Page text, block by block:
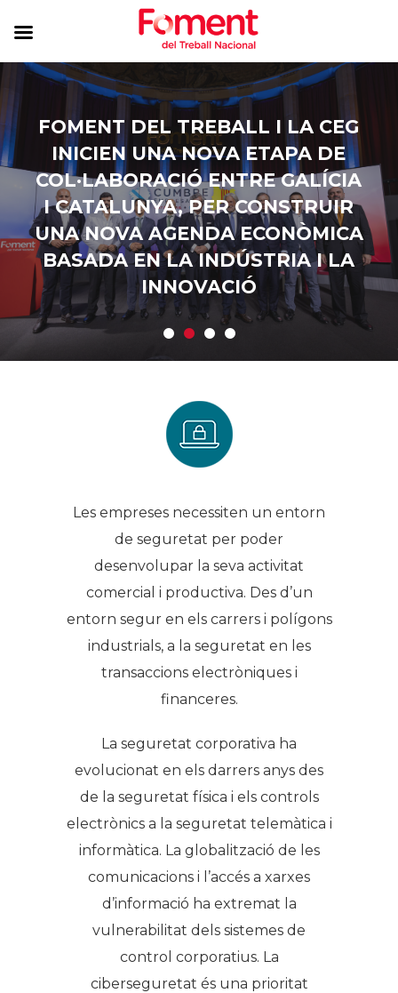
FOMENT DEL TREBALL I LA CEG
INICIEN UNA NOVA ETAPA DE
COL·LABORACIÓ ENTRE GALÍCIA
I CATALUNYA, PER CONSTRUIR
UNA NOVA AGENDA ECONÒMICA
BASADA EN LA INDÚSTRIA I LA
INNOVACIÓ
Les empreses necessiten un entorn
de seguretat per poder
desenvolupar la seva activitat
comercial i productiva. Des d’un
entorn segur en els carrers i polígons
industrials, a la seguretat en les
transaccions electròniques i
financeres.
La seguretat corporativa ha
evolucionat en els darrers anys des
de la seguretat física i els controls
electrònics a la seguretat telemàtica i
informàtica. La globalització de les
comunicacions i l’accés a xarxes
d’informació ha extremat la
vulnerabilitat dels sistemes de
control corporatius. La
ciberseguretat és una prioritat